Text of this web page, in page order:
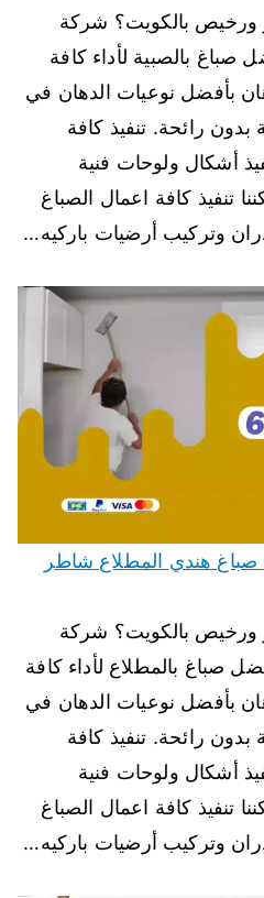
بالكويت؟ شركة
صباغ بالصبية لأداء كافة
بأفضل نوعيات الدهان في
بدون رائحة. تنفيذ كافة
أشكال ولوحات فنية
تنفيذ كافة اعمال الصباغ
وتركيب أرضيات باركيه…
صباغ المطلاع 66616884 صباغ هندي المطلاع شاطر
بالكويت؟ شركة
صباغ بالمطلاع لأداء كافة
بأفضل نوعيات الدهان في
بدون رائحة. تنفيذ كافة
أشكال ولوحات فنية
تنفيذ كافة اعمال الصباغ
وتركيب أرضيات باركيه…